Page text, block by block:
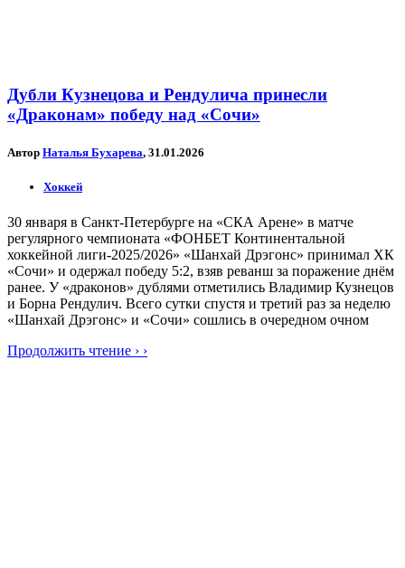
Дубли Кузнецова и Рендулича принесли
«Драконам» победу над «Сочи»
Автор Наталья Бухарева, 31.01.2026
Хоккей
30 января в Санкт-Петербурге на «СКА Арене» в матче
регулярного чемпионата «ФОНБЕТ Континентальной
хоккейной лиги-2025/2026» «Шанхай Дрэгонс» принимал ХК
«Сочи» и одержал победу 5:2, взяв реванш за поражение днём
ранее. У «драконов» дублями отметились Владимир Кузнецов
и Борна Рендулич. Всего сутки спустя и третий раз за неделю
«Шанхай Дрэгонс» и «Сочи» сошлись в очередном очном
Продолжить чтение › ›